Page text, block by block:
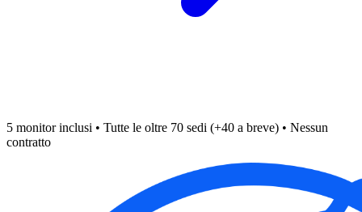
5 monitor inclusi • Tutte le oltre 70 sedi (+40 a breve) • Nessun
contratto